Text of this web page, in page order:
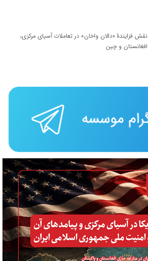
نقش فزایندۀ «دالان واخان» در تعاملات آسیای مرکزی،
افغانستان و چین